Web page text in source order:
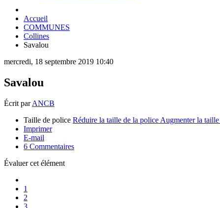
Accueil
COMMUNES
Collines
Savalou
mercredi, 18 septembre 2019 10:40
Savalou
Écrit parANCB
Taille de police Réduire la taille de la police Augmenter la
Imprimer
E-mail
6 Commentaires
Évaluer cet élément
1
2
3